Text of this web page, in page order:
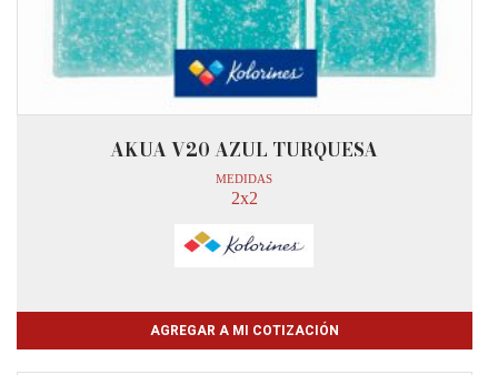
AKUA V20 AZUL TURQUESA
MEDIDAS
2x2
AGREGAR A MI COTIZACIÓN